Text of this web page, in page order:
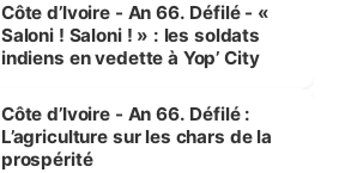
Côte d’Ivoire - An 66. Défilé - «
Saloni ! Saloni ! » : les soldats
indiens en vedette à Yop’ City
Côte d’Ivoire - An 66. Défilé :
L’agriculture sur les chars de la
prospérité